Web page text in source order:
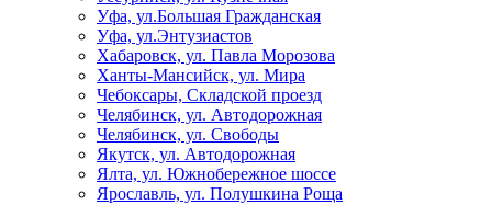
Уфа, ул.Большая Гражданская
Уфа, ул.Энтузиастов
Хабаровск, ул. Павла Морозова
Ханты-Мансийск, ул. Мира
Чебоксары, Складской проезд
Челябинск, ул. Автодорожная
Челябинск, ул. Свободы
Якутск, ул. Автодорожная
Ялта, ул. Южнобережное шоссе
Ярославль, ул. Полушкина Роща